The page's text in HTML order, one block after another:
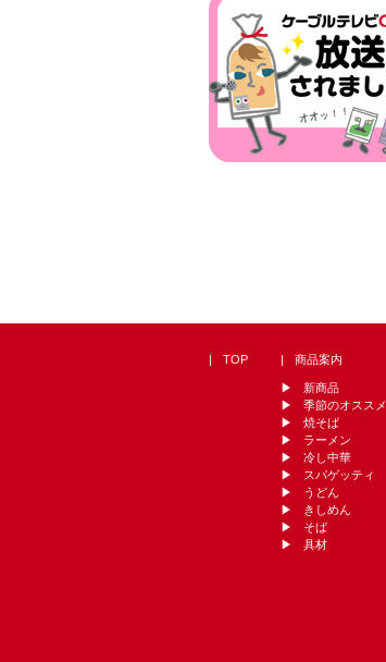
TOP 商品案内
新商品
季節のオススメ
焼そば
ラーメン
冷し中華
スパゲッティ
うどん
きしめん
そば
具材